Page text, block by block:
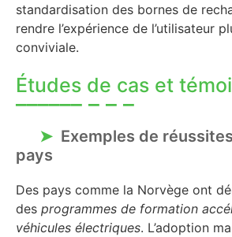
standardisation des bornes de
rendre l’expérience de l’utilisateur
conviviale.
Études de cas et
Exemples de
pays
Des pays comme la Norvège ont
des programmes de formation
véhicules électriques. L’adoption